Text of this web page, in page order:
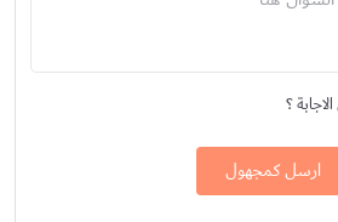
؟
ارسل كمجهول